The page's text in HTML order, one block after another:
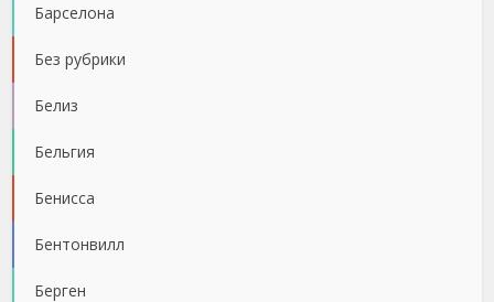
Барселона
Без рубрики
Белиз
Бельгия
Бенисса
Бентонвилл
Берген